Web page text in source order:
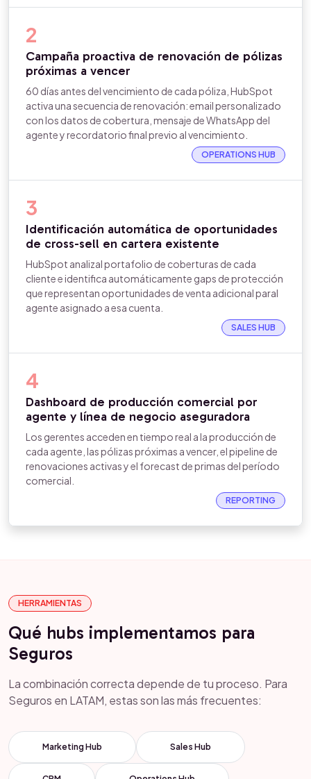
2
Campaña proactiva de renovación de pólizas
próximas a vencer
60 días antes del vencimiento de cada póliza, HubSpot
activa una secuencia de renovación: email personalizado
con los datos de cobertura, mensaje de WhatsApp del
agente y recordatorio final previo al vencimiento.
OPERATIONS HUB
3
Identificación automática de oportunidades
de cross-sell en cartera existente
HubSpot analizal portafolio de coberturas de cada
cliente e identifica automáticamente gaps de protección
que representan oportunidades de venta adicional paral
agente asignado a esa cuenta.
SALES HUB
4
Dashboard de producción comercial por
agente y línea de negocio aseguradora
Los gerentes acceden en tiempo real a la producción de
cada agente, las pólizas próximas a vencer, el pipeline de
renovaciones activas y el forecast de primas del período
comercial.
REPORTING
HERRAMIENTAS
Qué hubs implementamos para
Seguros
La combinación correcta depende de tu proceso. Para
Seguros en LATAM, estas son las más frecuentes:
Marketing Hub Sales Hub